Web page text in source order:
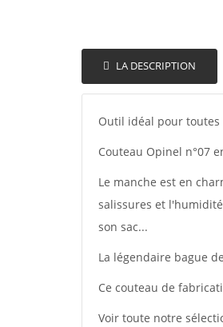
LA DESCRIPTION
Outil idéal pour toutes
Couteau Opinel n°07
Le manche est en
salissures et
son sac...
La légendaire bague
Ce couteau de
Voir toute notre